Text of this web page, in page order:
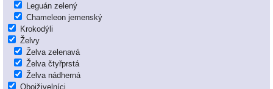
Leguán zelený
Chameleon jemenský
Krokodýli
Želvy
Želva zelenavá
Želva čtyřprstá
Želva nádherná
Obojživelníci